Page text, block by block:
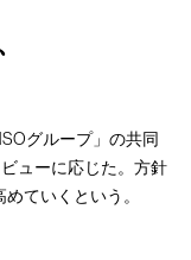
グループ」の共同
ューに応じた。方針
ていくという。